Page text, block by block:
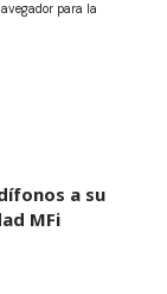
para la
a su
MFi